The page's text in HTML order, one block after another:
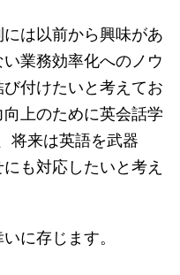
は以前から興味があ
業務効率化へのノウ
付けたいと考えてお
上のために英会話学
将来は英語を武器
も対応したいと考え
に存じます。